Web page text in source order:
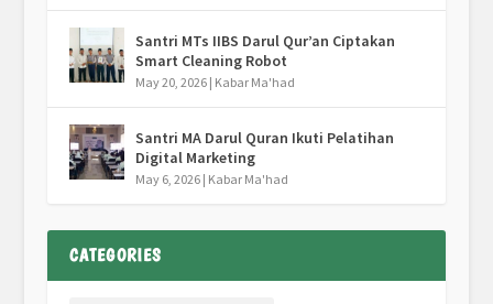
Santri MTs IIBS Darul Qur’an Ciptakan
Smart Cleaning Robot
May 20, 2026| Kabar Ma'had
Santri MA Darul Quran Ikuti Pelatihan
Digital Marketing
May 6, 2026| Kabar Ma'had
CATEGORIES